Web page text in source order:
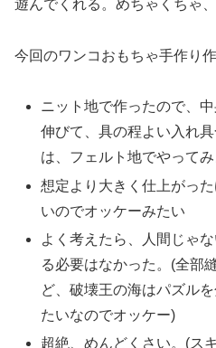
遊んでくれる。めちゃくちゃ、
今回のワンコおもちゃ手作り
ニット地で作ったので、
伸びて、具の程よい入れ
は、フェルト地でやって
想定より大きく仕上がっ
いのでオッケーみたい
よく考えたら、人間じゃ
る必要はなかった。(全部
ど、破壊王の海はパズル
たいなのでオッケー)
超絶、めんどくさい。(ス